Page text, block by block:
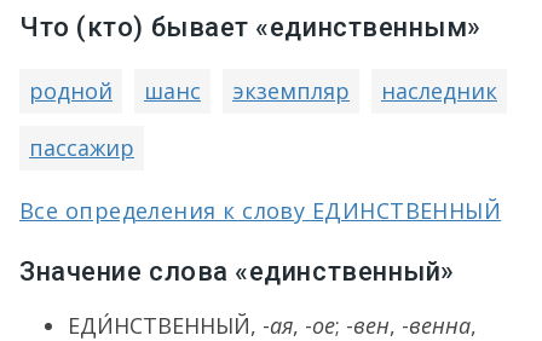
Что (кто) бывает «единственным»
родной шанс экземпляр
наследник
пассажир
Все определения к слову ЕДИНСТВЕННЫЙ
Значение слова «единственный»
ЕДИ́НСТВЕННЫЙ, -ая, -ое; -вен, -венна,